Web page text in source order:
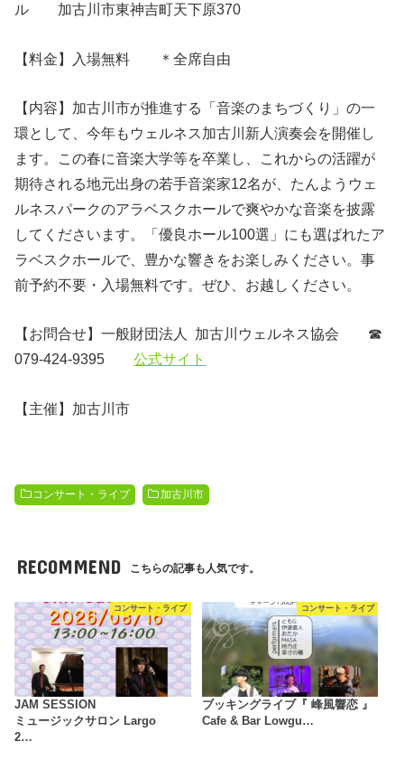
ル 加古川市東神吉町天下原370
【料金】入場無料 ＊全席自由
【内容】加古川市が推進する「音楽のまちづくり」の一
環として、今年もウェルネス加古川新人演奏会を開催し
ます。この春に音楽大学等を卒業し、これからの活躍が
期待される地元出身の若手音楽家12名が、たんようウェ
ルネスパークのアラベスクホールで爽やかな音楽を披露
してくださいます。「優良ホール100選」にも選ばれたア
ラベスクホールで、豊かな響きをお楽しみください。事
前予約不要・入場無料です。ぜひ、お越しください。
【お問合せ】一般財団法人 加古川ウェルネス協会 ☎︎
079-424-9395公式サイト
【主催】加古川市
コンサート・ライブ 加古川市
RECOMMEND こちらの記事も人気です。
コンサート・ライブ
JAM SESSION
ミュージックサロン Largo
2…
コンサート・ライブ
ブッキングライブ『 峰風響恋 』
Cafe & Bar Lowgu…